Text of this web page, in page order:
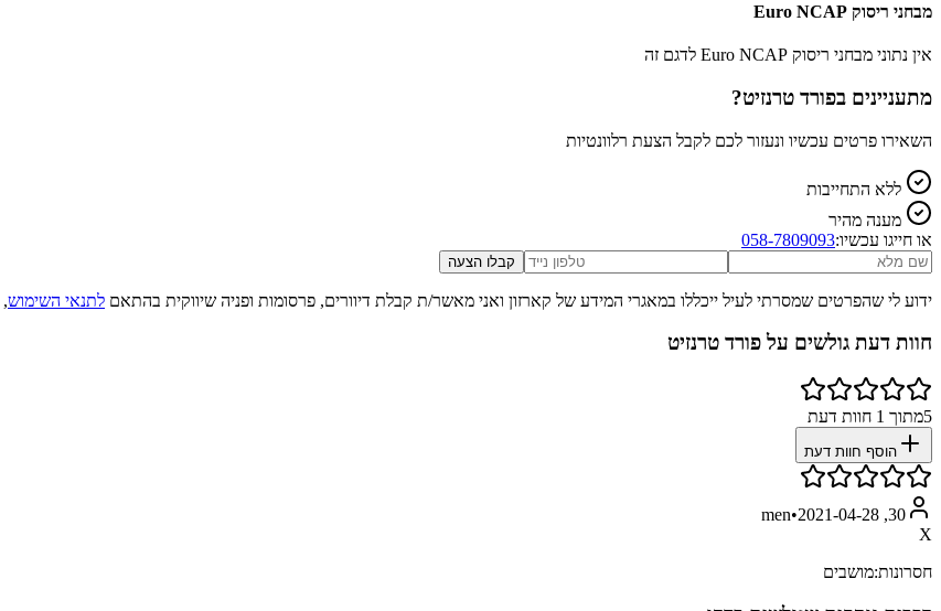
מבחני ריסוק Euro NCAP
אין נתוני מבחני ריסוק Euro NCAP לדגם זה
מתעניינים בפורד טרנזיט?
השאירו פרטים עכשיו ונעזור לכם לקבל הצעת רלוונטיות
ללא התחייבות
מענה מהיר
או חייגו עכשיו:058-7809093
קבלו הצעה
ידוע לי שהפרטים שמסרתי לעיל ייכללו במאגרי המידע של קארזון ואני מאשר/ת קבלת דיוורים, פרסומות ופניה שיווקית בהתאם לתנאי השימוש,
חוות דעת גולשים על פורד טרנזיט
5מתוך 1 חוות דעת
הוסף חוות דעת
30, men
•2021-04-28
X
חסרונות:מושבים